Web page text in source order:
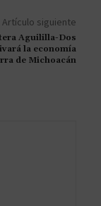
Artículo siguiente
Aguililla-Dos
la economía
de Michoacán